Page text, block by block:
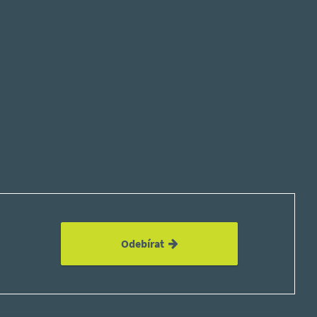
Odebírat